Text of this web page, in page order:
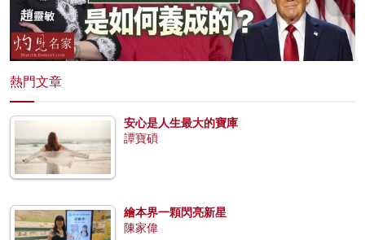
熱門文章
安心是人生最大的寶庫
譚寶碩
繪本界一顆閃亮新星
陳家偉